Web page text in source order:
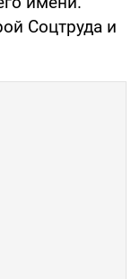
Соцтруда и